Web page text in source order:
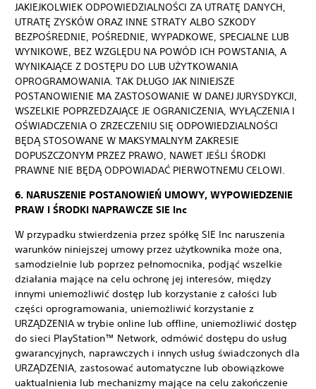
JAKIEJKOLWIEK ODPOWIEDZIALNOŚCI ZA UTRATĘ DANYCH,
UTRATĘ ZYSKÓW ORAZ INNE STRATY ALBO SZKODY
BEZPOŚREDNIE, POŚREDNIE, WYPADKOWE, SPECJALNE LUB
WYNIKOWE, BEZ WZGLĘDU NA POWÓD ICH POWSTANIA, A
WYNIKAJĄCE Z DOSTĘPU DO LUB UŻYTKOWANIA
OPROGRAMOWANIA. TAK DŁUGO JAK NINIEJSZE
POSTANOWIENIE MA ZASTOSOWANIE W DANEJ JURYSDYKCJI,
WSZELKIE POPRZEDZAJĄCE JE OGRANICZENIA, WYŁĄCZENIA I
OŚWIADCZENIA O ZRZECZENIU SIĘ ODPOWIEDZIALNOŚCI
BĘDĄ STOSOWANE W MAKSYMALNYM ZAKRESIE
DOPUSZCZONYM PRZEZ PRAWO, NAWET JEŚLI ŚRODKI
PRAWNE NIE BĘDĄ ODPOWIADAĆ PIERWOTNEMU CELOWI.
6. NARUSZENIE POSTANOWIEŃ UMOWY, WYPOWIEDZENIE
PRAW I ŚRODKI NAPRAWCZE SIE Inc
W przypadku stwierdzenia przez spółkę SIE Inc naruszenia
warunków niniejszej umowy przez użytkownika może ona,
samodzielnie lub poprzez pełnomocnika, podjąć wszelkie
działania mające na celu ochronę jej interesów, między
innymi uniemożliwić dostęp lub korzystanie z całości lub
części oprogramowania, uniemożliwić korzystanie z
URZĄDZENIA w trybie online lub offline, uniemożliwić dostęp
do sieci PlayStation™ Network, odmówić dostępu do usług
gwarancyjnych, naprawczych i innych usług świadczonych dla
URZĄDZENIA, zastosować automatyczne lub obowiązkowe
uaktualnienia lub mechanizmy mające na celu zakończenie